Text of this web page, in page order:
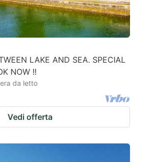
LAKE AND SEA. SPECIAL
NOW !!
da letto
Vedi offerta